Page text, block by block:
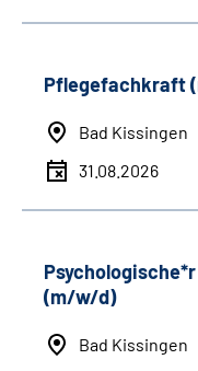
Pflegefachkraft
Bad Kissingen
31.08.2026
(m/w/d)
Bad Kissingen